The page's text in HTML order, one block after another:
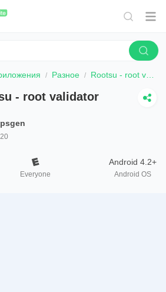
Разное Rootsu - root validator
- root validator
Everyone
Android 4.2+
Android OS